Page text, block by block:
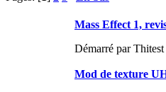
Mass Effect 1,
Démarré par Thitest
Mod de texture